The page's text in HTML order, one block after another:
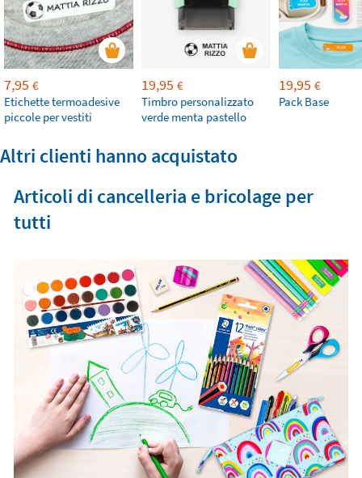
7,95 €
Etichette termoadesive
piccole per vestiti
19,95 €
Timbro personalizzato
verde menta pastello
19,95 €
Pack Base
Altri clienti hanno acquistato
Articoli di cancelleria e bricolage per
tutti